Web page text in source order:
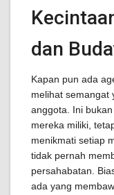
dan
Kapan pun ada
melihat semangat
anggota. Ini
mereka miliki,
menikmati setiap
tidak pernah
persahabatan.
ada yang